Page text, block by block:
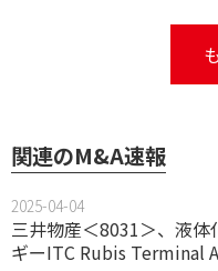
関連のM&A速報
2025-04-04
三井物産＜8031＞、液
ギーITC Rubis Terminal